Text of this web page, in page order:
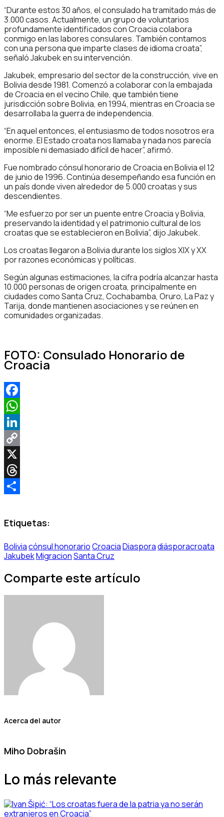
“Durante estos 30 años, el consulado ha tramitado más de
3.000 casos. Actualmente, un grupo de voluntarios
profundamente identificados con Croacia colabora
conmigo en las labores consulares. También contamos
con una persona que imparte clases de idioma croata”,
señaló Jakubek en su intervención.
Jakubek, empresario del sector de la construcción, vive en
Bolivia desde 1981. Comenzó a colaborar con la embajada
de Croacia en el vecino Chile, que también tiene
jurisdicción sobre Bolivia, en 1994, mientras en Croacia se
desarrollaba la guerra de independencia.
“En aquel entonces, el entusiasmo de todos nosotros era
enorme. El Estado croata nos llamaba y nada nos parecía
imposible ni demasiado difícil de hacer”, afirmó.
Fue nombrado cónsul honorario de Croacia en Bolivia el 12
de junio de 1996. Continúa desempeñando esa función en
un país donde viven alrededor de 5.000 croatas y sus
descendientes.
“Me esfuerzo por ser un puente entre Croacia y Bolivia,
preservando la identidad y el patrimonio cultural de los
croatas que se establecieron en Bolivia”, dijo Jakubek.
Los croatas llegaron a Bolivia durante los siglos XIX y XX
por razones económicas y políticas.
Según algunas estimaciones, la cifra podría alcanzar hasta
10.000 personas de origen croata, principalmente en
ciudades como Santa Cruz, Cochabamba, Oruro, La Paz y
Tarija, donde mantienen asociaciones y se reúnen en
comunidades organizadas.
FOTO: Consulado Honorario de
Croacia
Facebook
WhatsApp
LinkedIn
Copy
Link
X
Threads
Etiquetas:
Boliviacónsul honorarioCroaciaDiasporadiásporacroata
JakubekMigracionSanta Cruz
Comparte este artículo
Acerca del autor
Miho Dobrašin
Lo más relevante